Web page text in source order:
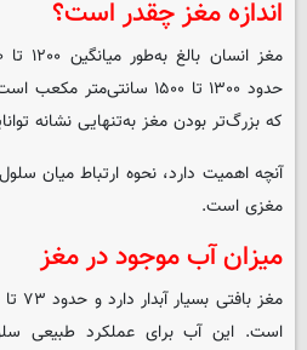
اندازه مغز چقدر است؟
حدود ۱۳۰۰ تا ۱۵۰۰
که بزرگ‌تر بودن مغز به‌تنهایی نشانه
آنچه اهمیت دارد، نحوه ارتباط میان
مغزی است.
میزان آب موجود در مغز
است. این آب برای عملکرد طبیعی